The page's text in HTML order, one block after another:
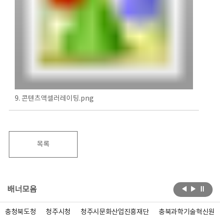
9. 콘텐츠액셀러레이팅.png
목록
배너모음
충청북도청 청주시청 청주시문화산업진흥재단 충북과학기술혁신원